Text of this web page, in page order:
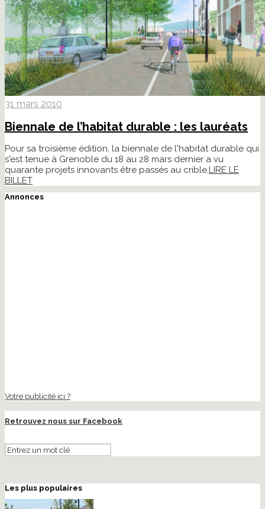
31 mars 2010
Biennale de l’habitat durable : les lauréats
Pour sa troisième édition, la biennale de l'habitat durable qui
s'est tenue à Grenoble du 18 au 28 mars dernier a vu
quarante projets innovants être passés au crible.LIRE LE
BILLET
Annonces
Votre publicité ici ?
Retrouvez nous sur Facebook
Les plus populaires